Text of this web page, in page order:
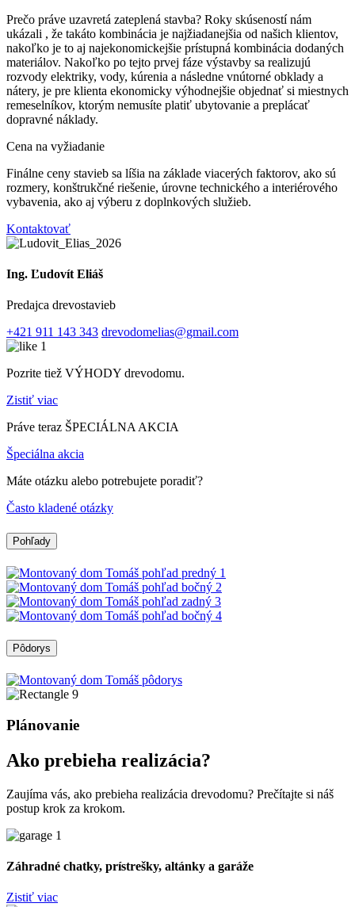
Prečo práve uzavretá zateplená stavba? Roky skúseností nám
ukázali , že takáto kombinácia je najžiadanejšia od našich klientov,
nakoľko je to aj najekonomickejšie prístupná kombinácia dodaných
materiálov. Nakoľko po tejto prvej fáze výstavby sa realizujú
rozvody elektriky, vody, kúrenia a následne vnútorné obklady a
nátery, je pre klienta ekonomicky výhodnejšie objednať si miestnych
remeselníkov, ktorým nemusíte platiť ubytovanie a preplácať
dopravné náklady.
Cena na vyžiadanie
Finálne ceny stavieb sa líšia na základe viacerých faktorov, ako sú
rozmery, konštrukčné riešenie, úrovne technického a interiérového
vybavenia, ako aj výberu z doplnkových služieb.
Kontaktovať
Ing. Ľudovít Eliáš
Predajca drevostavieb
+421 911 143 343 drevodomelias@gmail.com
Pozrite tiež VÝHODY drevodomu.
Zistiť viac
Práve teraz ŠPECIÁLNA AKCIA
Špeciálna akcia
Máte otázku alebo potrebujete poradiť?
Často kladené otázky
Pohľady
Pôdorys
Plánovanie
Ako prebieha realizácia?
Zaujíma vás, ako prebieha realizácia drevodomu? Prečítajte si náš
postup krok za krokom.
Záhradné chatky, prístrešky, altánky a garáže
Zistiť viac